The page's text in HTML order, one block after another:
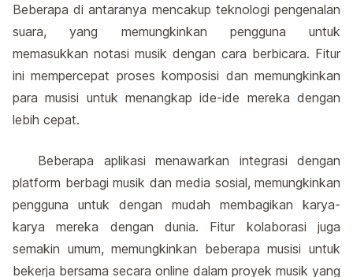
Beberapa di antaranya mencakup teknologi pengenalan
suara, yang memungkinkan pengguna untuk
memasukkan notasi musik dengan cara berbicara. Fitur
ini mempercepat proses komposisi dan memungkinkan
para musisi untuk menangkap ide-ide mereka dengan
lebih cepat.
Beberapa aplikasi menawarkan integrasi dengan
platform berbagi musik dan media sosial, memungkinkan
pengguna untuk dengan mudah membagikan karya-
karya mereka dengan dunia. Fitur kolaborasi juga
semakin umum, memungkinkan beberapa musisi untuk
bekerja bersama secara online dalam proyek musik yang